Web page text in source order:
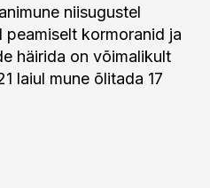
niisugustel
kormoranid ja
häirida on võimalikult
laiul mune õlitada 17